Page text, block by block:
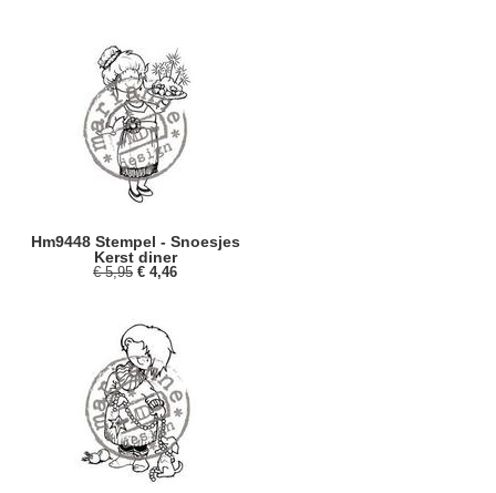
Hm9448 Stempel - Snoesjes
Kerst diner
€ 5,95 € 4,46